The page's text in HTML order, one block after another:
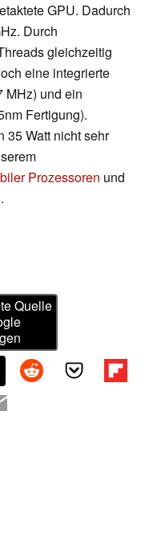
GPU. Dadurch
Durch
gleichzeitig
eine integrierte
MHz) und ein
Fertigung).
35 Watt nicht sehr
Prozessoren und
.
Quelle